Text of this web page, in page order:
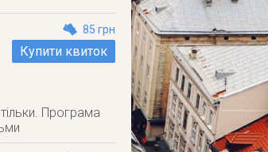
85 грн
Купити квиток
Програма